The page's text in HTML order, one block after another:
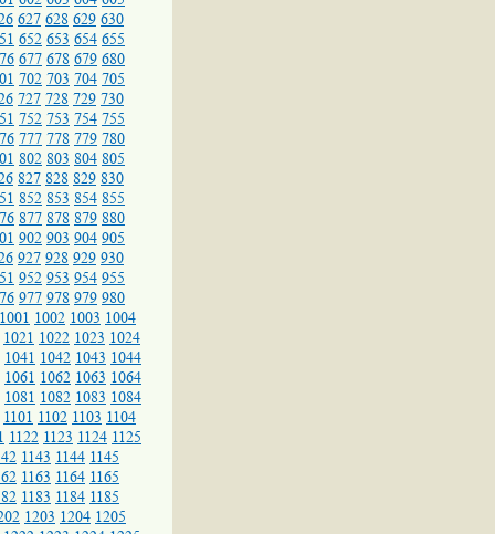
627 628 629 630
652 653 654 655
677 678 679 680
702 703 704 705
727 728 729 730
752 753 754 755
777 778 779 780
802 803 804 805
827 828 829 830
852 853 854 855
877 878 879 880
902 903 904 905
927 928 929 930
952 953 954 955
977 978 979 980
1001 1002 1003 1004
1021 1022 1023 1024
1041 1042 1043 1044
1061 1062 1063 1064
1081 1082 1083 1084
1101 1102 1103 1104
1122 1123 1124 1125
1143 1144 1145
1163 1164 1165
1183 1184 1185
1203 1204 1205